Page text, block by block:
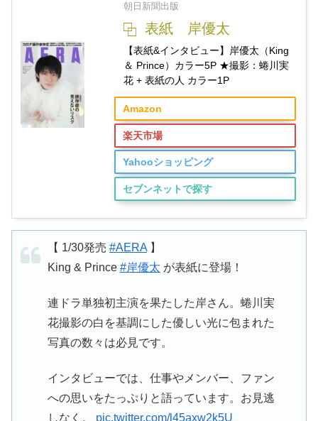
朝日新聞出版
表紙 岸優太
【表紙&インタビュー】岸優太（King
＆ Prince）カラー5P ★撮影：蜷川実
花 + 表紙の人 カラー1P
Amazon
楽天市場
Yahooショッピング
セブンネットで探す
【 1/30発売 #AERA 】
King & Prince #岸優太 が表紙に登場！
連ドラ単独初主演を果たした岸さん。蜷川実
花撮影の白を基調にした優しい光に包まれた
写真の数々は必見です。
インタビューでは、仕事やメンバー、ファン
への思いをたっぷりと語っています。お見逃
しなく。 pic.twitter.com/l45axw2k5U